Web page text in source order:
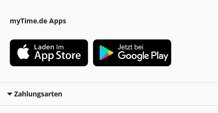
myTime.de Apps
Zahlungsarten